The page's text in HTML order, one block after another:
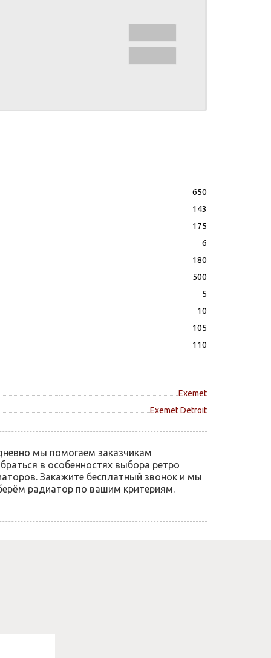
650
143
175
6
180
500
5
10
105
110
Exemet
Exemet Detroit
мы помогаем заказчикам
в особенностях выбора ретро
Закажите бесплатный звонок и мы
радиатор по вашим критериям.